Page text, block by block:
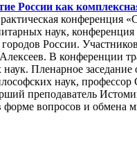
России как
конференция
наук,
России.
В конференции
Пленарное
наук,
преподаватель
вопросов и обмена